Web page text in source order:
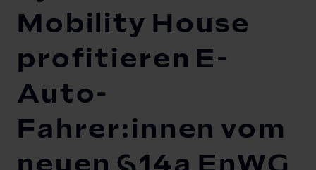
Ladesäulen
PV-fähige Wallboxen
Dienstwagen Wallboxen
Balkonkraftwerke
Vehicle-to-Grid
Gewerbespeicher
Mobility House
profitieren E-
Auto-
Fahrer:innen vom